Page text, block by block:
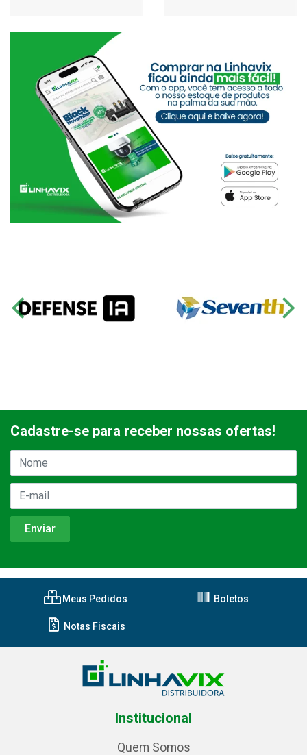
Cadastre-se para receber nossas ofertas!
Meus Pedidos Boletos
Notas Fiscais
Institucional
Quem Somos